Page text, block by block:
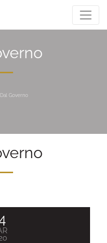
Dal Governo